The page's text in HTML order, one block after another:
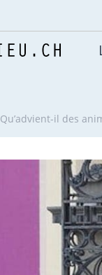
Qu’advient-il des